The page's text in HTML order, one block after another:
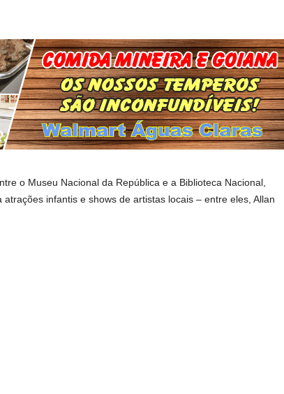
o Museu Nacional da República e a Biblioteca Nacional,
infantis e shows de artistas locais – entre eles, Allan